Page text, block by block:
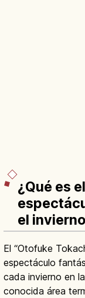
¿Qué es
el
El “Otofuke
espectáculo
cada invierno en
conocida área